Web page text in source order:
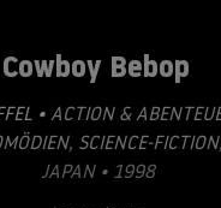
Cowboy Bebop
• ACTION &
, SCIENCE-FICTION,
JAPAN • 1998